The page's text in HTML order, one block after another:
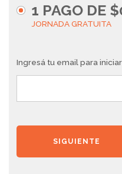
1 PAGO DE
JORNADA GRATUITA
Ingresá tu email para